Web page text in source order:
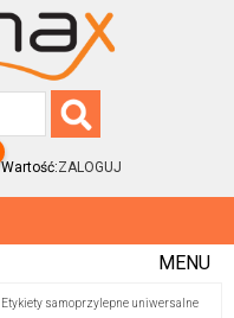
Wartość:ZALOGUJ
MENU
Etykiety samoprzylepne uniwersalne